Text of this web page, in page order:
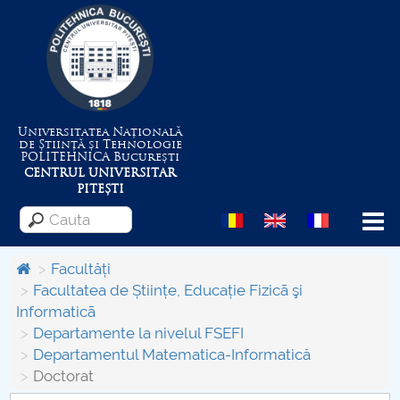
Universitatea Națională
de Știință și Tehnologie
POLITEHNICABucurești
CENTRUL UNIVERSITAR
PITEȘTI
Menu
Despre Universitate
Centrul de Management al Proiectelor
Facultăți
Facultatea de Științe, Educație Fizicã şi
Informaticã
Departamente la nivelul FSEFI
Departamentul Matematica-Informatică
Doctorat